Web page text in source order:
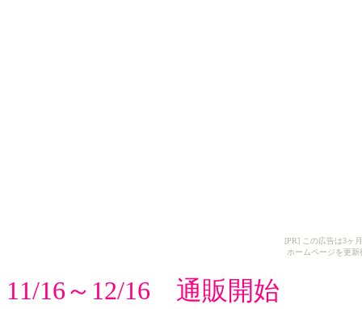
[PR] この広告は3ヶ
ホームページを更
11/16～12/16 通販開始